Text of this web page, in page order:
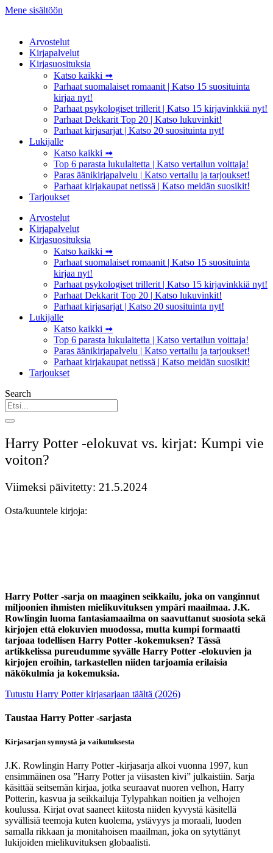
Mene sisältöön
Arvostelut
Kirjapalvelut
Kirjasuosituksia
Katso kaikki ➟
Parhaat suomalaiset romaanit | Katso 15 suosituinta
kirjaa nyt!
Parhaat psykologiset trillerit | Katso 15 kirjavinkkiä nyt!
Parhaat Dekkarit Top 20 | Katso lukuvinkit!
Parhaat kirjasarjat | Katso 20 suosituinta nyt!
Lukijalle
Katso kaikki ➟
Top 6 parasta lukulaitetta | Katso vertailun voittaja!
Paras äänikirjapalvelu | Katso vertailu ja tarjoukset!
Parhaat kirjakaupat netissä | Katso meidän suosikit!
Tarjoukset
Arvostelut
Kirjapalvelut
Kirjasuosituksia
Katso kaikki ➟
Parhaat suomalaiset romaanit | Katso 15 suosituinta
kirjaa nyt!
Parhaat psykologiset trillerit | Katso 15 kirjavinkkiä nyt!
Parhaat Dekkarit Top 20 | Katso lukuvinkit!
Parhaat kirjasarjat | Katso 20 suosituinta nyt!
Lukijalle
Katso kaikki ➟
Top 6 parasta lukulaitetta | Katso vertailun voittaja!
Paras äänikirjapalvelu | Katso vertailu ja tarjoukset!
Parhaat kirjakaupat netissä | Katso meidän suosikit!
Tarjoukset
Search
Harry Potter -elokuvat vs. kirjat: Kumpi vie
voiton?
Viimeksi päivitetty: 21.5.2024
Osta/kuuntele kirjoja:
Harry Potter -sarja on maaginen seikkailu, joka on vanginnut
miljoonien ihmisten mielikuvituksen ympäri maailmaa. J.K.
Rowlingin luoma fantasiamaailma on saavuttanut suosiota sekä
kirjojen että elokuvien muodossa, mutta kumpi formaatti
tarjoaa todellisen Harry Potter -kokemuksen? Tässä
artikkelissa pureudumme syvälle Harry Potter -elokuvien ja
kirjojen eroihin, tarkastellen niiden tarjoamia erilaisia
näkökulmia ja kokemuksia.
Tutustu Harry Potter kirjasarjaan täältä (2026)
Taustaa Harry Potter -sarjasta
Kirjasarjan synnystä ja vaikutuksesta
J.K. Rowlingin Harry Potter -kirjasarja alkoi vuonna 1997, kun
ensimmäinen osa ”Harry Potter ja viisasten kivi” julkaistiin. Sarja
käsittää seitsemän kirjaa, jotka seuraavat nuoren velhon, Harry
Potterin, kasvua ja seikkailuja Tylypahkan noitien ja velhojen
koulussa. Kirjat ovat saaneet kiitosta niiden kyvystä käsitellä
syvällisiä teemoja kuten kuolema, ystävyys ja moraali, luoden
samalla rikkaan ja monitahoisen maailman, joka on sytyttänyt
lukijoiden mielikuvituksen globaalisti.